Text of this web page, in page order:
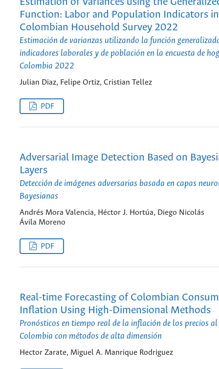
Function: Labor and Population Indicators
Colombian Household Survey 2022
Estimación de varianzas utilizando la función
indicadores laborales y de población en la encuesta de
Colombia 2022
Julian Diaz, Felipe Ortiz, Cristian Tellez
PDF
Adversarial Image Detection Based on
Layers
Detección de imágenes adversarias basada en capas
Bayesianas
Andrés Mora Valencia, Héctor J. Hortúa, Diego Nicolás
Ávila Moreno
PDF
Real-time Forecasting of Colombian
Inflation Using High-Dimensional Methods
Pronósticos en tiempo real de la inflación de los precios
Colombia con métodos de alta dimensión
Hector Zarate, Miguel A. Manrique Rodriguez